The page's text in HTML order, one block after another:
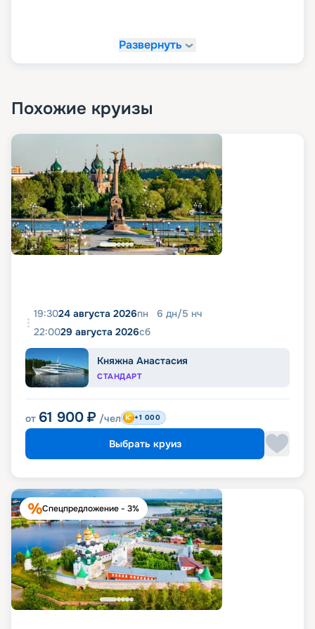
Развернуть
Похожие круизы
19:3024 августа 2026пн 6 дн/5 нч
22:0029 августа 2026сб
Княжна Анастасия
СТАНДАРТ
от 61 900 ₽ /чел +1 000
Выбрать круиз
Спецпредложение - 3%